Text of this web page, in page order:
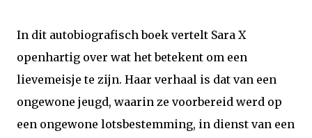
In dit autobiografisch boek vertelt Sara X
openhartig over wat het betekent om een
lievemeisje te zijn. Haar verhaal is dat van een
ongewone jeugd, waarin ze voorbereid werd op
een ongewone lotsbestemming, in dienst van een